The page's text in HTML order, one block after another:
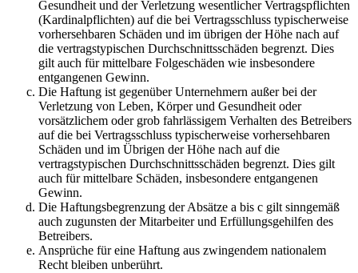
Gesundheit und der Verletzung wesentlicher Vertragspflichten
(Kardinalpflichten) auf die bei Vertragsschluss typischerweise
vorhersehbaren Schäden und im übrigen der Höhe nach auf
die vertragstypischen Durchschnittsschäden begrenzt. Dies
gilt auch für mittelbare Folgeschäden wie insbesondere
entgangenen Gewinn.
Die Haftung ist gegenüber Unternehmern außer bei der
Verletzung von Leben, Körper und Gesundheit oder
vorsätzlichem oder grob fahrlässigem Verhalten des Betreibers
auf die bei Vertragsschluss typischerweise vorhersehbaren
Schäden und im Übrigen der Höhe nach auf die
vertragstypischen Durchschnittsschäden begrenzt. Dies gilt
auch für mittelbare Schäden, insbesondere entgangenen
Gewinn.
Die Haftungsbegrenzung der Absätze a bis c gilt sinngemäß
auch zugunsten der Mitarbeiter und Erfüllungsgehilfen des
Betreibers.
Ansprüche für eine Haftung aus zwingendem nationalem
Recht bleiben unberührt.